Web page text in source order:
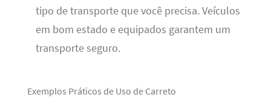
tipo de transporte que você precisa. Veículos
em bom estado e equipados garantem um
transporte seguro.
Exemplos Práticos de Uso de Carreto